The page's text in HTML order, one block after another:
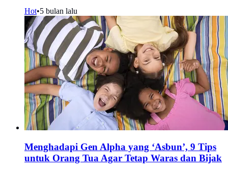
Hot•5 bulan lalu
Menghadapi Gen Alpha yang ‘Asbun’, 9 Tips
untuk Orang Tua Agar Tetap Waras dan Bijak